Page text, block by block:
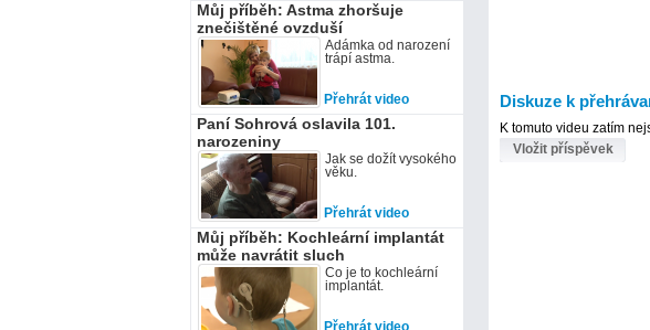
Diskuze k
K tomuto videu zatím
Vložit příspěvek
Můj příběh: Astma zhoršuje
znečištěné ovzduší
Adámka od narození
trápí astma.
Přehrát video
Paní Sohrová oslavila 101.
narozeniny
Jak se dožít vysokého
věku.
Přehrát video
Můj příběh: Kochleární implantát
může navrátit sluch
Co je to kochleární
implantát.
Přehrát video